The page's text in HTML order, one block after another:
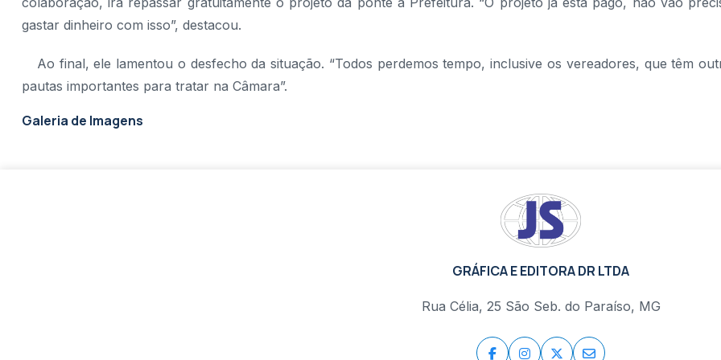
gastar dinheiro com isso”, destacou.
Ao final, ele lamentou o desfecho da situação. “Todos perdemos tempo, inclusive os vereadores, que têm
pautas importantes para tratar na Câmara”.
Galeria de Imagens
GRÁFICA E EDITORA DR LTDA
Rua Célia, 25 São Seb. do Paraíso, MG